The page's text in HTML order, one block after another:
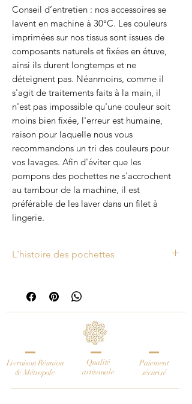
Conseil d’entretien : nos accessoires se
lavent en machine à 30°C. Les couleurs
imprimées sur nos tissus sont issues de
composants naturels et fixées en étuve,
ainsi ils durent longtemps et ne
déteignent pas. Néanmoins, comme il
s'agit de traitements faits à la main, il
n'est pas impossible qu'une couleur soit
moins bien fixée, l'erreur est humaine,
raison pour laquelle nous vous
recommandons un tri des couleurs pour
vos lavages. Afin d'éviter que les
pompons des pochettes ne s'accrochent
au tambour de la machine, il est
préférable de les laver dans un filet à
lingerie.
L'histoire des pochettes
partir de tissu en coton peint à la main
couche de mousse synthétique et
doublées à l’intérieur de coton uni.
Elles se ferment à l’aide d’un zip
décoré d’un pompon assorti.
Livraison Réunion
& Métropole
Qualité
artisanale
Paiement
sécurisé